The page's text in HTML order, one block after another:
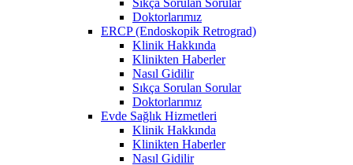
Doktorlarımız
ERCP (Endoskopik Retrograd)
Klinik Hakkında
Klinikten Haberler
Nasıl Gidilir
Sıkça Sorulan Sorular
Doktorlarımız
Evde Sağlık Hizmetleri
Klinik Hakkında
Klinikten Haberler
Nasıl Gidilir